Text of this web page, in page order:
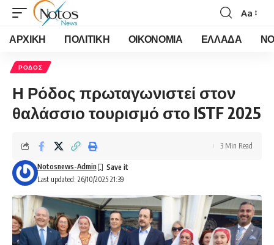
Font
Resizer
Aa
ΑΡΧΙΚΗ ΠΟΛΙΤΙΚΗ ΟΙΚΟΝΟΜΙΑ ΕΛΛΑΔΑ
ΡΟΔΟΣ
Η Ρόδος πρωταγωνιστεί στον
θαλάσσιο τουρισμό στο ISTF 2025
Last updated: 26/10/2025 21:39
Notosnews-Admin
3 Min Read